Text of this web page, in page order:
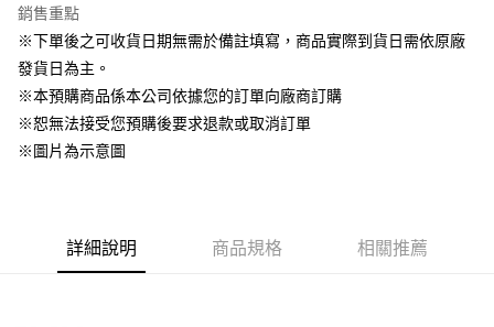
貨到付款
運送方式
全家取貨付款
每筆NT$65，滿NT$1,300(含以上)免運費
(不開放使用，請勿選取）
每筆NT$9,999
銷售重點
※下單後之可收貨日期無需於備註填寫，商品實際到貨日需依原廠
發貨日為主。
※本預購商品係本公司依據您的訂單向廠商訂購
※恕無法接受您預購後要求退款或取消訂單
※圖片為示意圖
詳細說明 商品規格 相關推薦